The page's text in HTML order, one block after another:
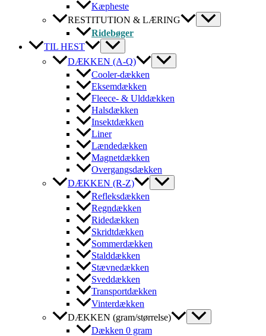
Kæpheste
RESTITUTION & LÆRING
Ridebøger
TIL HEST
DÆKKEN (A-Q)
Cooler-dækken
Eksemdækken
Fleece- & Ulddækken
Halsdækken
Insektdækken
Liner
Lændedækken
Magnetdækken
Overgangsdækken
DÆKKEN (R-Z)
Refleksdækken
Regndækken
Ridedækken
Skridtdækken
Sommerdækken
Stalddækken
Stævnedækken
Sveddækken
Transportdækken
Vinterdækken
DÆKKEN (gram/størrelse)
Dækken 0 gram